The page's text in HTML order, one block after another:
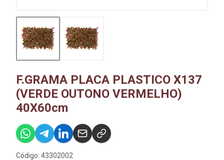
F.GRAMA PLACA PLASTICO X137
(VERDE OUTONO VERMELHO)
40X60cm
Código: 43302002